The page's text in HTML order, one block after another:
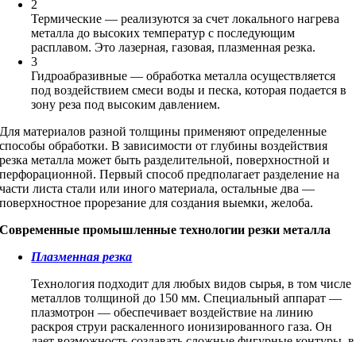
2
Термические — реализуются за счет локального нагрева
металла до высоких температур с последующим
расплавом. Это лазерная, газовая, плазменная резка.
3
Гидроабразивные — обработка металла осуществляется
под воздействием смеси воды и песка, которая подается в
зону реза под высоким давлением.
Для материалов разной толщины применяют определенные
способы обработки. В зависимости от глубины воздействия
резка металла может быть разделительной, поверхностной и
перфорационной. Первый способ предполагает разделение на
части листа стали или иного материала, остальные два —
поверхностное прорезание для создания выемки, желоба.
Современные промышленные технологии резки металла
Плазменная резка
Технология подходит для любых видов сырья, в том числе
металлов толщиной до 150 мм. Специальный аппарат —
плазмотрон — обеспечивает воздействие на линию
раскроя струи раскаленного ионизированного газа. Он